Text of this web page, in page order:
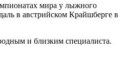
мира у лыжного
в австрийском Крайшберге в
и близким специалиста.